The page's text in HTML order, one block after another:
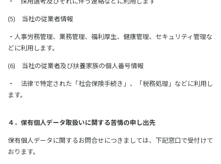
(5) 当社の従業者情報
・人事労務管理、業務管理、福利厚生、健康管理、セキュリティ管理な
どに利用します。
(6) 当社の従業者及び扶養家族の個人番号情報
・ 法律で特定された「社会保険手続き」、「税務処理」などに利用し
ます。
４．保有個人データ取扱いに関する苦情の申し出先
保有個人データに関するお問合せにつきましては、下記窓口で受付けて
おります。